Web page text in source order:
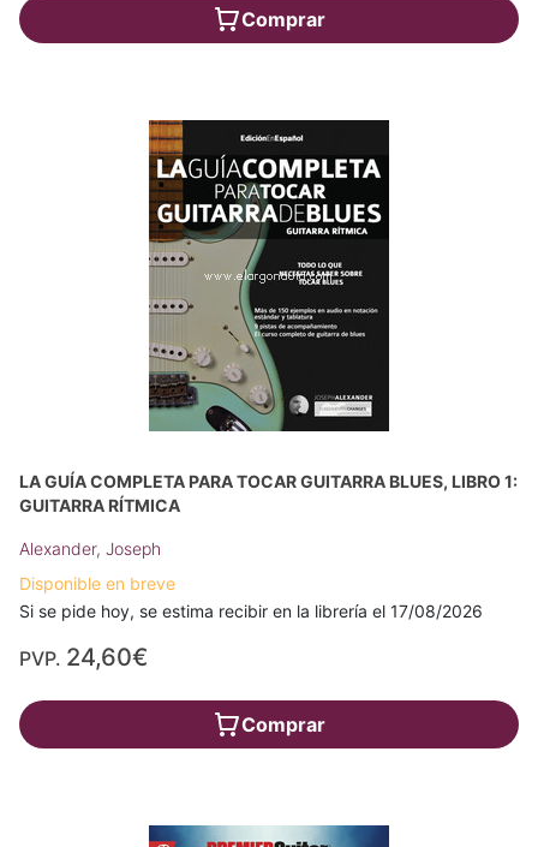
Comprar
LA GUÍA COMPLETA PARA TOCAR GUITARRA BLUES, LIBRO 1:
GUITARRA RÍTMICA
Alexander, Joseph
Disponible en breve
Si se pide hoy, se estima recibir en la librería el 17/08/2026
PVP. 24,60€
Comprar